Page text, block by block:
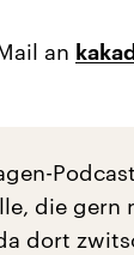
an
die gern
dort